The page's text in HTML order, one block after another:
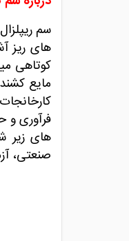
های ریز
کوتاهی
مایع
فرآوری و
های زیر
صنعتی،